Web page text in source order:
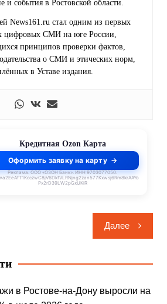
и события в Ростовской области.
News161.ru стал одним из первых
цифровых СМИ на юге России,
принципов проверки фактов,
о СМИ и этических норм,
в Уставе издания.
Кредитная Ozon Карта
Оформить заявку на карту
Реклама. ООО «ОЗОН Банк». ИНН 9703077050.
Px2rD39LW2pGxUKiR
Далее